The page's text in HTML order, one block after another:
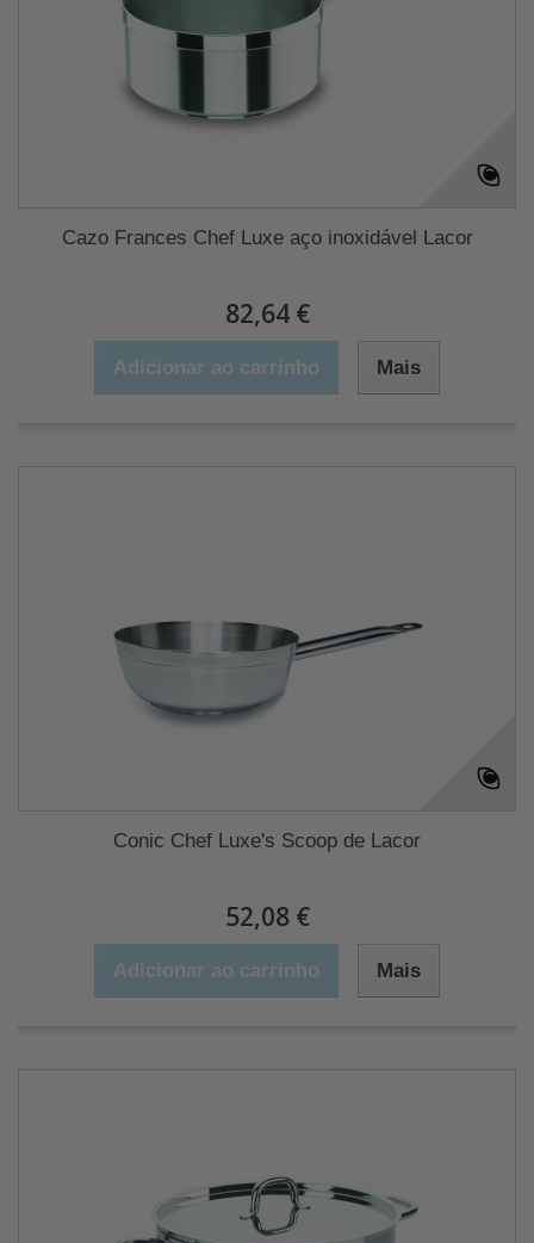
Cazo Frances Chef Luxe aço inoxidável Lacor
82,64 €
Adicionar ao carrinho Mais
Conic Chef Luxe's Scoop de Lacor
52,08 €
Adicionar ao carrinho Mais